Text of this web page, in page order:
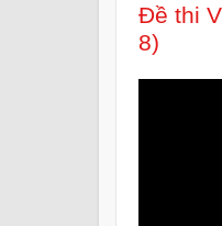
Đề thi
8)